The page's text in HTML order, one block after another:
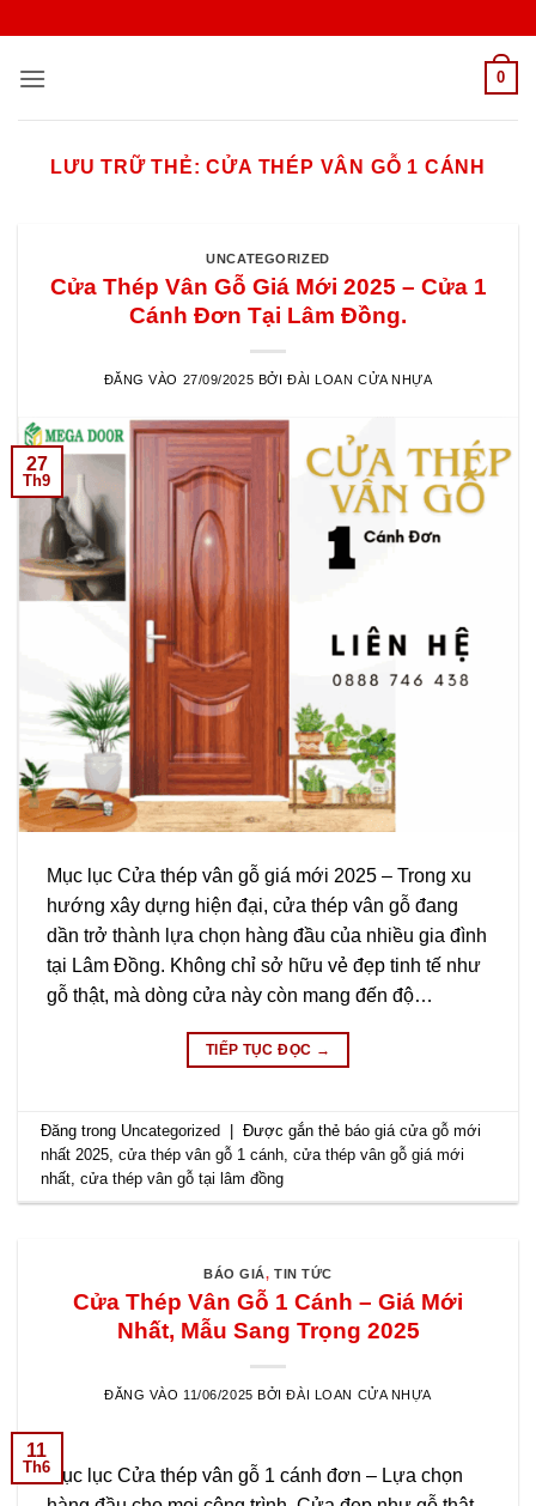
nội
0
LƯU TRỮ THẺ:CỬA THÉP VÂN GỖ 1 CÁNH
UNCATEGORIZED
Cửa Thép Vân Gỗ Giá Mới 2025 – Cửa 1
Cánh Đơn Tại Lâm Đồng.
ĐĂNG VÀO 27/09/2025 BỞI ĐÀI LOAN CỬA NHỰA
27
Th9
Mục lục Cửa thép vân gỗ giá mới 2025 – Trong xu
hướng xây dựng hiện đại, cửa thép vân gỗ đang
dần trở thành lựa chọn hàng đầu của nhiều gia đình
tại Lâm Đồng. Không chỉ sở hữu vẻ đẹp tinh tế như
gỗ thật, mà dòng cửa này còn mang đến độ…
TIẾP TỤC ĐỌC →
Đăng trong Uncategorized Được gắn thẻ báo giá cửa gỗ mới
nhất 2025,cửa thép vân gỗ 1 cánh,cửa thép vân gỗ giá mới
nhất,cửa thép vân gỗ tại lâm đồng
BÁO GIÁ,TIN TỨC
Cửa Thép Vân Gỗ 1 Cánh – Giá Mới
Nhất, Mẫu Sang Trọng 2025
ĐĂNG VÀO 11/06/2025 BỞIĐÀI LOAN CỬA NHỰA
11
Th6Mục lục Cửa thép vân gỗ 1 cánh đơn – Lựa chọn